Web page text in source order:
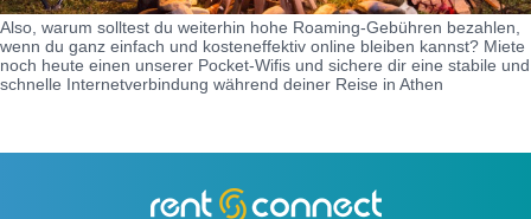
Also, warum solltest du weiterhin hohe Roaming-Gebühren bezahlen,
wenn du ganz einfach und kosteneffektiv online bleiben kannst? Miete
noch heute einen unserer Pocket-Wifis und sichere dir eine stabile und
schnelle Internetverbindung während deiner Reise in Athen